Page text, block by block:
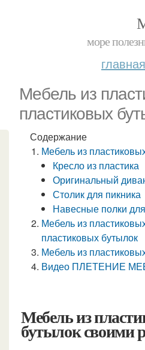
море
главная
Мебель из
пластиковых
Содержание
Мебель из
Кресло из пластика
Оригинальный
Столик для пикника
Навесные полки
Мебель из
пластиковых бутылок
Мебель из
Видео ПЛЕТЕНИЕ
Мебель из
бутылок своими